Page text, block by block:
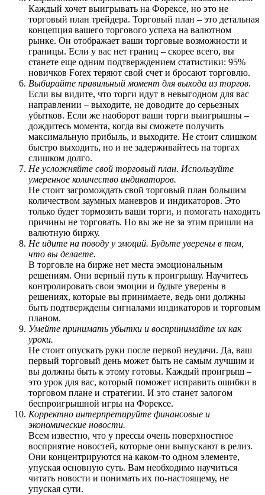
Каждый хочет выигрывать на Форексе, но это не
торговый план трейдера. Торговый план – это детальная
концепция вашего торгового успеха на валютном
рынке. Он отображает ваши торговые возможности и
границы. Если у вас нет границ – скорее всего, вы
станете еще одним подтверждением статистики: 95%
новичков Forex теряют свой счет и бросают торговлю.
Выбирайте правильный момент для выхода из торгов.
Если вы видите, что торги идут в невыгодном для вас
направлении – выходите, не доводите до серьезных
убытков. Если же наоборот ваши торги выигрышны –
дождитесь момента, когда вы сможете получить
максимальную прибыль, и выходите. Не стоит слишком
быстро выходить, но и не задерживайтесь на торгах
слишком долго.
Не усложняйте свой торговый план. Используйте
умеренное количество индикаторов.
Не стоит загромождать свой торговый план большим
количеством заумных маневров и индикаторов. Это
только будет тормозить ваши торги, и помогать находить
причины не торговать. Но вы же не за этим пришли на
валютную биржу.
Не идите на поводу у эмоций. Будьте уверены в том,
что вы делаете.
В торговле на бирже нет места эмоциональным
решениям. Они верный путь к проигрышу. Научитесь
контролировать свои эмоции и будьте уверены в
решениях, которые вы принимаете, ведь они должны
быть подтверждены сигналами индикаторов и торговым
планом.
Умейте принимать убытки и воспринимайте их как
уроки.
Не стоит опускать руки после первой неудачи. Да, ваш
первый торговый день может быть не самым лучшим и
вы должны быть к этому готовы. Каждый проигрыш –
это урок для вас, который поможет исправить ошибки в
торговом плане и стратегии. И это станет залогом
беспроигрышной игры на Форексе.
Корректно интерпретируйте финансовые и
экономические новости.
Всем известно, что у прессы очень поверхностное
восприятие новостей, которые они выпускают в релиз.
Они концентрируются на каком-то одном элементе,
упуская основную суть. Вам необходимо научиться
читать новости и понимать их по-настоящему, не
упуская сути.